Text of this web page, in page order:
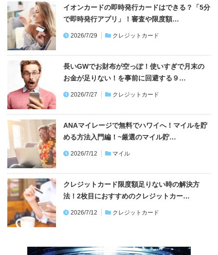
イオンカードの即時発行カードはできる？「5分
で即時発行アプリ」！審査や限度額…
2026/7/29 クレジットカード
長いGWでお財布が空っぽ！使いすぎで月末の
お金が足りない！を事前に回避する９…
2026/7/27 クレジットカード
ANAマイレージで無料でハワイへ！マイルを貯
める方法入門編！~厳選のマイル貯…
2026/7/12 マイル
クレジットカード限度額足りない時の解決方
法！2枚目におすすめのクレジットカー…
2026/7/12 クレジットカード